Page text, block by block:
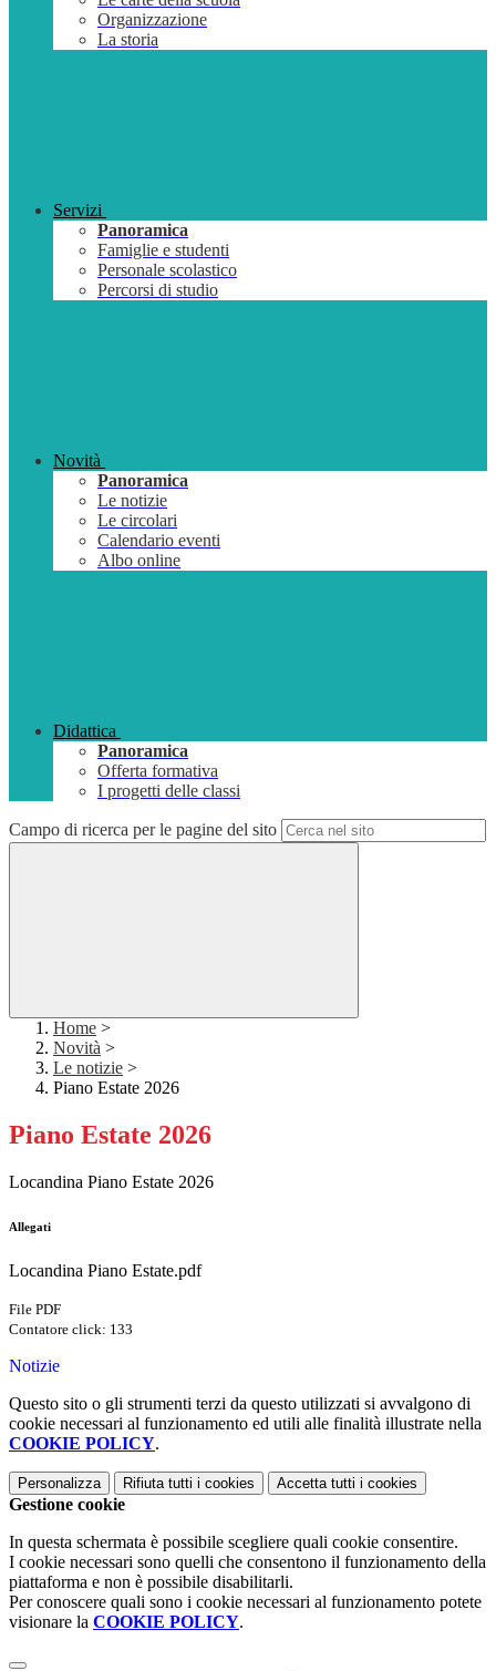
Organizzazione
La storia
Servizi
Panoramica
Famiglie e studenti
Personale scolastico
Percorsi di studio
Novità
Panoramica
Le notizie
Le circolari
Calendario eventi
Albo online
Didattica
Panoramica
Offerta formativa
I progetti delle classi
Campo di ricerca per le pagine del sito
Home >
Novità >
Le notizie >
Piano Estate 2026
Piano Estate 2026
Locandina Piano Estate 2026
Allegati
Locandina Piano Estate.pdf
File PDF
Contatore click: 133
Notizie
Questo sito o gli strumenti terzi da questo utilizzati si avvalgono di
cookie necessari al funzionamento ed utili alle finalità illustrate nella
COOKIE POLICY.
Personalizza Rifiuta tutti i cookies Accetta tutti i cookies
Gestione cookie
In questa schermata è possibile scegliere quali cookie consentire.
I cookie necessari sono quelli che consentono il funzionamento della
piattaforma e non è possibile disabilitarli.
Per conoscere quali sono i cookie necessari al funzionamento potete
visionare la COOKIE POLICY.